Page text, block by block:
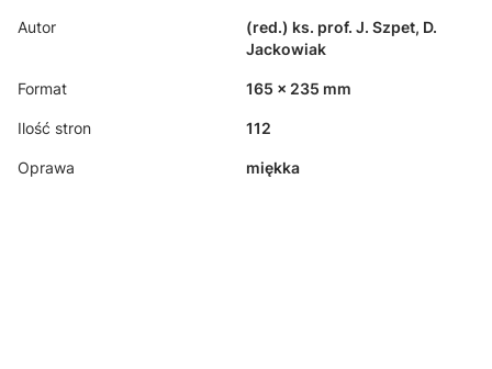
Autor
(red.) ks. prof. J. Szpet, D.
Jackowiak
Format 165 x 235 mm
Ilość stron 112
Oprawa miękka